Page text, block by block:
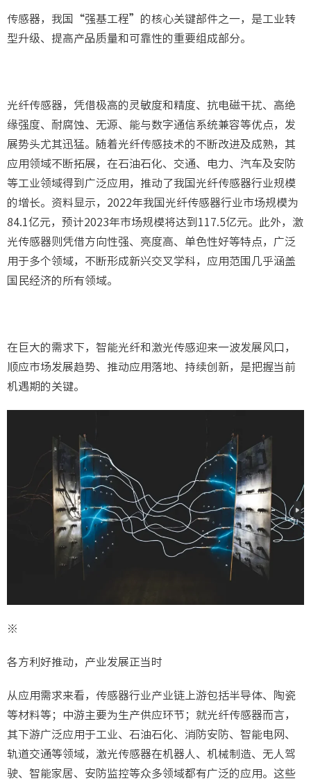
传感器，我国“强基工程”的核心关键部件之一，是工业转
型升级、提高产品质量和可靠性的重要组成部分。
光纤传感器，凭借极高的灵敏度和精度、抗电磁干扰、高绝
缘强度、耐腐蚀、无源、能与数字通信系统兼容等优点，发
展势头尤其迅猛。随着光纤传感技术的不断改进及成熟，其
应用领域不断拓展，在石油石化、交通、电力、汽车及安防
等工业领域得到广泛应用，推动了我国光纤传感器行业规模
的增长。资料显示，2022年我国光纤传感器行业市场规模为
84.1亿元，预计2023年市场规模将达到117.5亿元。此外，激
光传感器则凭借方向性强、亮度高、单色性好等特点，广泛
用于多个领域，不断形成新兴交叉学科，应用范围几乎涵盖
国民经济的所有领域。
在巨大的需求下，智能光纤和激光传感迎来一波发展风口，
顺应市场发展趋势、推动应用落地、持续创新，是把握当前
机遇期的关键。
※
各方利好推动，产业发展正当时
从应用需求来看，传感器行业产业链上游包括半导体、陶瓷
等材料等；中游主要为生产供应环节；就光纤传感器而言，
其下游广泛应用于工业、石油石化、消防安防、智能电网、
轨道交通等领域，激光传感器在机器人、机械制造、无人驾
驶、智能家居、安防监控等众多领域都有广泛的应用。这些